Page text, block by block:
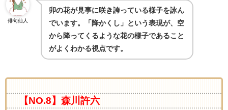
俳句仙人
卯の花が見事に咲き誇っている様子を詠ん
でいます。「降かくし」という表現が、空
から降ってくるような花の様子であること
がよくわかる視点です。
【NO.8】森川許六